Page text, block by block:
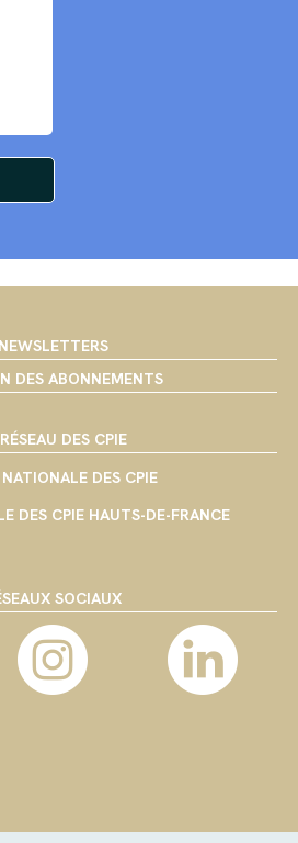
NEWSLETTERS
DES ABONNEMENTS
DES CPIE
DES CPIE
DES CPIE HAUTS-DE-FRANCE
SOCIAUX